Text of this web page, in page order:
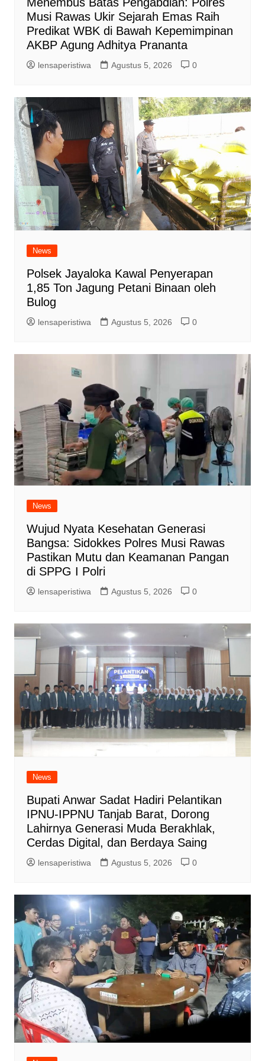
Musi Rawas Ukir Sejarah Emas Raih
Predikat WBK di Bawah Kepemimpinan
AKBP Agung Adhitya Prananta
lensaperistiwa Agustus 5, 2026 0
News
Polsek Jayaloka Kawal Penyerapan
1,85 Ton Jagung Petani Binaan oleh
Bulog
lensaperistiwa Agustus 5, 2026 0
News
Wujud Nyata Kesehatan Generasi
Bangsa: Sidokkes Polres Musi Rawas
Pastikan Mutu dan Keamanan Pangan
di SPPG I Polri
lensaperistiwa Agustus 5, 2026 0
News
Bupati Anwar Sadat Hadiri Pelantikan
IPNU-IPPNU Tanjab Barat, Dorong
Lahirnya Generasi Muda Berakhlak,
Cerdas Digital, dan Berdaya Saing
lensaperistiwa Agustus 5, 2026 0